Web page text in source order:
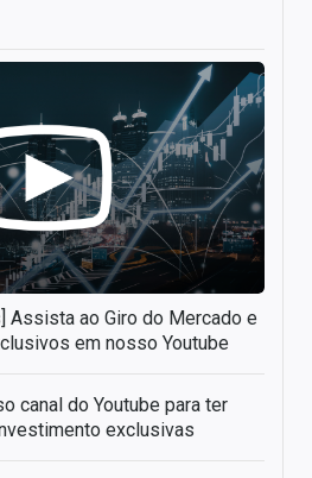
Assista ao Giro do Mercado e
em nosso Youtube
canal do Youtube para ter
exclusivas